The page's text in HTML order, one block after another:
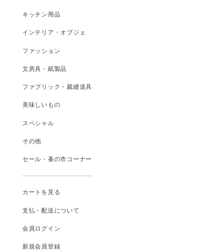
キッチン用品
インテリア・オブジェ
ファッション
文房具・紙製品
ファブリック・裁縫道具
美味しいもの
スペシャル
その他
セール・蚤の市コーナー
カートを見る
支払 ・配送について
会員ログイン
新規会員登録